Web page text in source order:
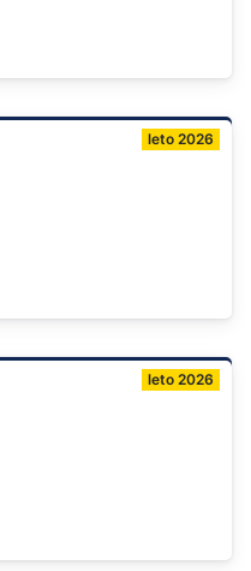
leto 2026
leto 2026